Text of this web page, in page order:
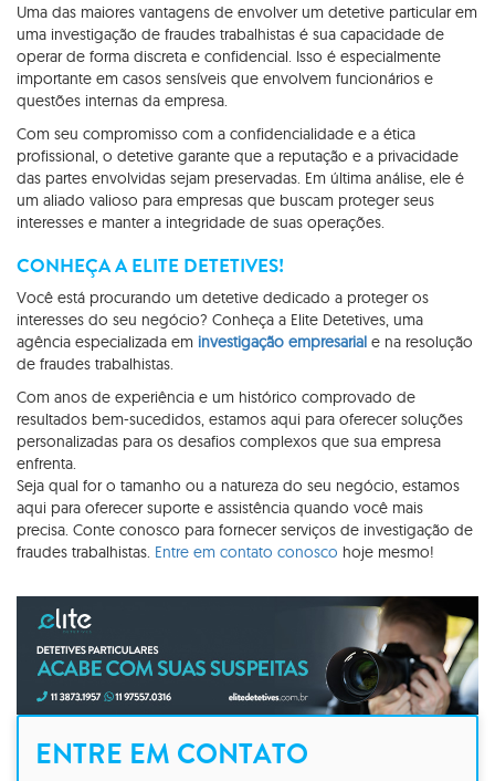
Uma das maiores vantagens de envolver um detetive particular em
uma investigação de fraudes trabalhistas é sua capacidade de
operar de forma discreta e confidencial. Isso é especialmente
importante em casos sensíveis que envolvem funcionários e
questões internas da empresa.
Com seu compromisso com a confidencialidade e a ética
profissional, o detetive garante que a reputação e a privacidade
das partes envolvidas sejam preservadas. Em última análise, ele é
um aliado valioso para empresas que buscam proteger seus
interesses e manter a integridade de suas operações.
CONHEÇA A ELITE DETETIVES!
Você está procurando um detetive dedicado a proteger os
interesses do seu negócio? Conheça a Elite Detetives, uma
agência especializada em investigação empresarial e na resolução
de fraudes trabalhistas.
Com anos de experiência e um histórico comprovado de
resultados bem-sucedidos, estamos aqui para oferecer soluções
personalizadas para os desafios complexos que sua empresa
enfrenta.
Seja qual for o tamanho ou a natureza do seu negócio, estamos
aqui para oferecer suporte e assistência quando você mais
precisa. Conte conosco para fornecer serviços de investigação de
fraudes trabalhistas. Entre em contato conosco hoje mesmo!
ENTRE EM CONTATO